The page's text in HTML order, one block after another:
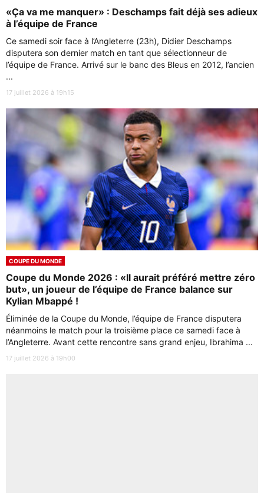
«Ça va me manquer» : Deschamps fait déjà ses adieux
à l’équipe de France
Ce samedi soir face à l’Angleterre (23h), Didier Deschamps
disputera son dernier match en tant que sélectionneur de
l’équipe de France. Arrivé sur le banc des Bleus en 2012, l’ancien
...
17 juillet 2026 à 19h15
COUPE DU MONDE
Coupe du Monde 2026 : «Il aurait préféré mettre zéro
but», un joueur de l’équipe de France balance sur
Kylian Mbappé !
Éliminée de la Coupe du Monde, l’équipe de France disputera
néanmoins le match pour la troisième place ce samedi face à
l’Angleterre. Avant cette rencontre sans grand enjeu, Ibrahima ...
17 juillet 2026 à 19h00